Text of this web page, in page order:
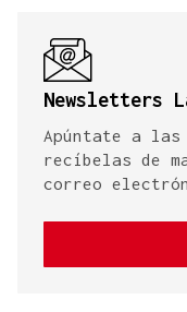
Newsletters
Apúntate a
recíbelas de
correo